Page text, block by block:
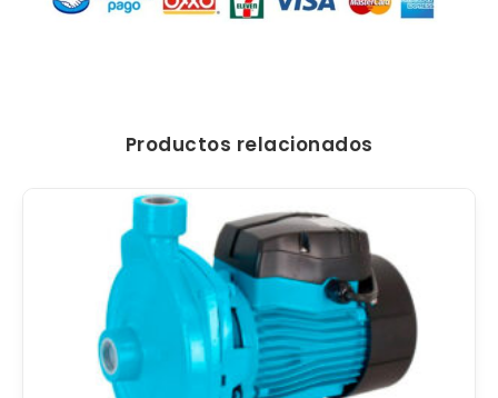
Productos relacionados